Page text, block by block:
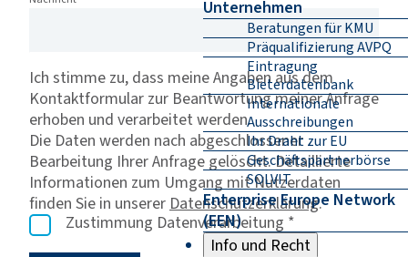
Unternehmen
Beratungen für KMU
Präqualifizierung AVPQ
Eintragung
Bieterdatenbank
Internationale
Ausschreibungen
Ihr Draht zur EU
Geschäftspartnerbörse
SOLVIT
Enterprise Europe Network
(EEN)
Info und Recht
Ich stimme zu, dass meine Angaben aus dem
Kontaktformular zur Beantwortung meiner Anfrage
erhoben und verarbeitet werden.
Die Daten werden nach abgeschlossener
Bearbeitung Ihrer Anfrage gelöscht. Detaillierte
Informationen zum Umgang mit Nutzerdaten
finden Sie in unserer Datenschutzerklärung.
Zustimmung Datenverarbeitung *